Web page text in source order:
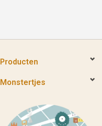
Producten
Monstertjes